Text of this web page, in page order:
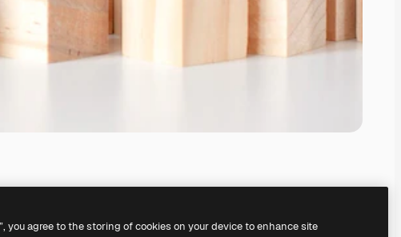
you agree to the storing of cookies on your device to enhance site